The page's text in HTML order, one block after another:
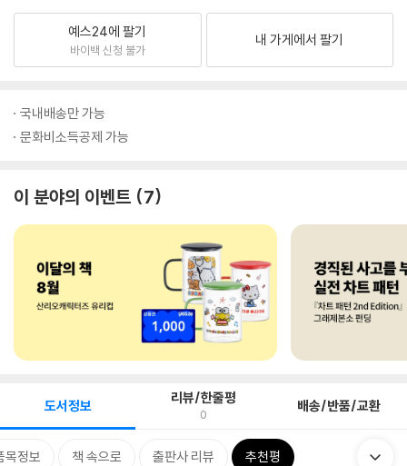
예스24에 팔기
바이백 신청 불가
내 가게에서 팔기
국내배송만 가능
문화비소득공제 가능
이 분야의 이벤트 7
도서정보 리뷰/한줄평
0 배송/반품/교환
목정보 책 속으로 출판사 리뷰 추천평